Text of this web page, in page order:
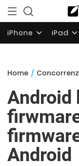
iPhone iPad
Home /
Android
Android